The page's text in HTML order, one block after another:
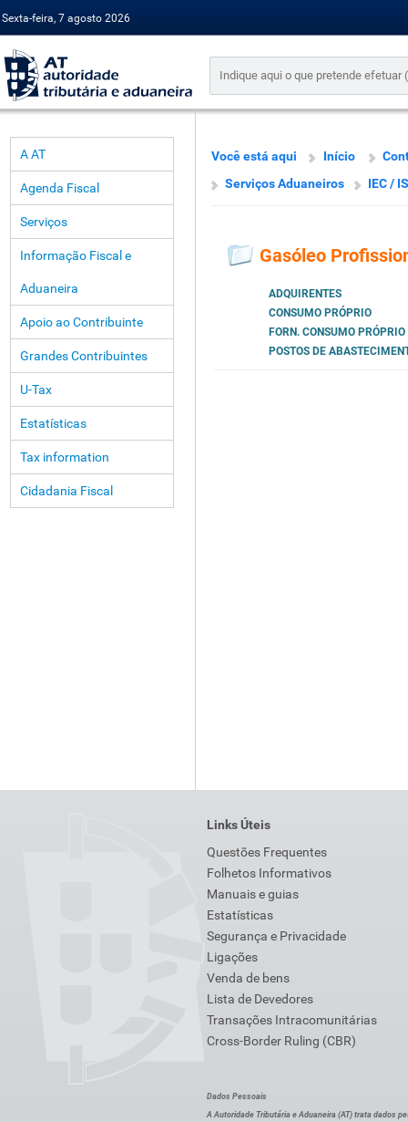
Sexta-feira, 7 agosto 2026
A AT
Agenda Fiscal
Serviços
Informação Fiscal e
Aduaneira
Apoio ao Contribuinte
Grandes Contribuintes
U-Tax
Estatísticas
Tax information
Cidadania Fiscal
Você está aqui Início
Serviços Aduaneiros
IEC /
Gasóleo
ADQUIRENTES
CONSUMO PRÓPRIO
FORN. CONSUMO PRÓPRIO
POSTOS DE
Links Úteis
Questões Frequentes
Folhetos Informativos
Manuais e guias
Estatísticas
Segurança e Privacidade
Ligações
Venda de bens
Lista de Devedores
Transações Intracomunitárias
Cross-Border Ruling (CBR)
Dados Pessoais
A Autoridade Tributária e Aduaneira (AT) trata dados